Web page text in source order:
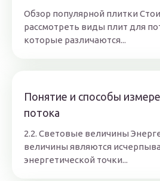
Обзор популярной плитки
рассмотреть виды плит для
которые различаются...
Понятие и способы
потока
2.2. Световые величины
величины являются
энергетической точки...